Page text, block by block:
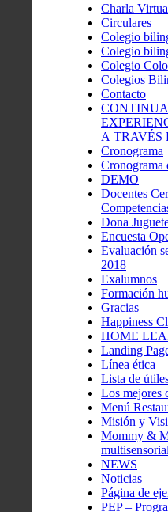
Charla
Circulares
Colegio
Colegio
Colegio
Colegios
Contacto
A TRAVÉS
Cronograma
Cronograma
DEMO
Docentes
Dona
Encuesta
Evaluación
2018
Exalumnos
Formación
Gracias
Happiness
HOME
Landing
Línea ética
Lista de
Los mejores
Menú
Misión y
Mommy &
multisensorial
NEWS
Noticias
Página de
PEP –